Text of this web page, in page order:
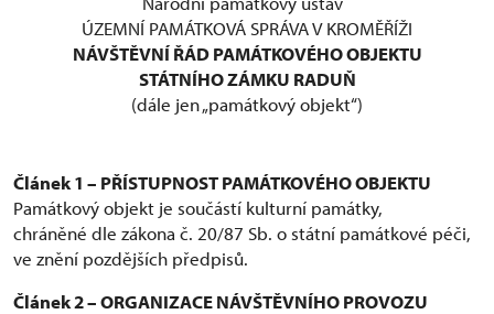
ÚZEMNÍ PAMÁTKOVÁ SPRÁVA V KROMĚŘÍŽI
NÁVŠTĚVNÍ ŘÁD PAMÁTKOVÉHO OBJEKTU
STÁTNÍHO ZÁMKU RADUŇ
(dále jen „památkový objekt“)
Článek 1 – PŘÍSTUPNOST PAMÁTKOVÉHO OBJEKTU
Památkový objekt je součástí kulturní památky,
chráněné dle zákona č. 20/87 Sb. o státní památkové péči,
ve znění pozdějších předpisů.
Článek 2 – ORGANIZACE NÁVŠTĚVNÍHO PROVOZU